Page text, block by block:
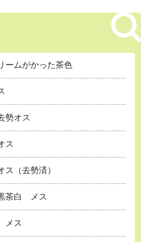
ムがかった茶色
オス
ス
（去勢済）
茶白 メス
メス